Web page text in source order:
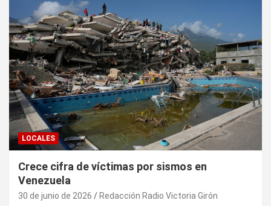
LOCALES
Crece cifra de víctimas por sismos en
Venezuela
30 de junio de 2026 Redacción Radio Victoria Girón